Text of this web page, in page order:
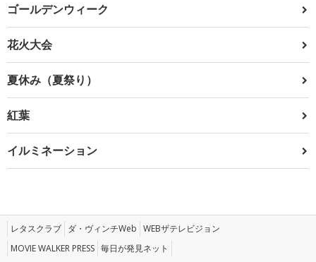
ゴールデンウィーク
花火大会
夏休み（夏祭り）
紅葉
イルミネーション
レタスクラブ ダ・ヴィンチWeb WEBザテレビジョン
MOVIE WALKER PRESS 毎日が発見ネット